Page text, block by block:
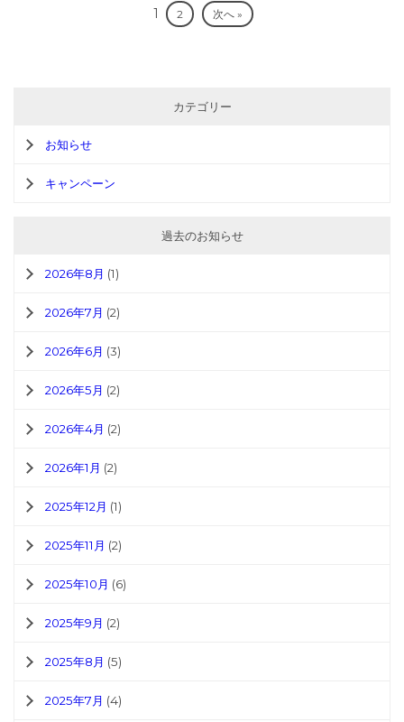
1 2 次へ »
カテゴリー
お知らせ
キャンペーン
過去のお知らせ
2026年8月 (1)
2026年7月 (2)
2026年6月 (3)
2026年5月 (2)
2026年4月 (2)
2026年1月 (2)
2025年12月 (1)
2025年11月 (2)
2025年10月 (6)
2025年9月 (2)
2025年8月 (5)
2025年7月 (4)